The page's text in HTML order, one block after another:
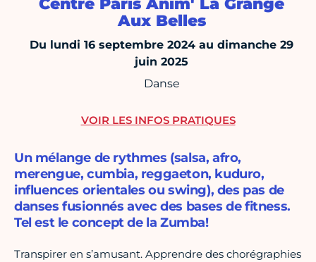
Centre Paris Anim' La Grange
Aux Belles
Du lundi 16 septembre 2024 au dimanche 29
juin 2025
Danse
Un mélange de rythmes (salsa, afro,
merengue, cumbia, reggaeton, kuduro,
influences orientales ou swing), des pas de
danses fusionnés avec des bases de fitness.
Tel est le concept de la Zumba!
Transpirer en s’amusant. Apprendre des chorégraphies
VOIR LES INFOS PRATIQUES